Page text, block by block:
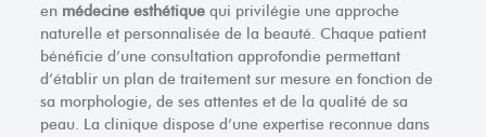
en médecine esthétiquequi privilégie une approche
naturelle et personnalisée de la beauté. Chaque patient
bénéficie d’une consultation approfondie permettant
d’établir un plan de traitement sur mesure en fonction de
sa morphologie, de ses attentes et de la qualité de sa
peau. La clinique dispose d’une expertise reconnue dans